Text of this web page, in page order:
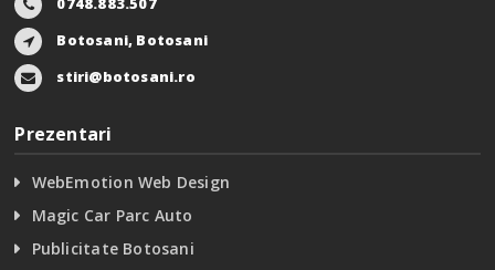
Botosani, Botosani
stiri@botosani.ro
Prezentari
WebEmotion Web Design
Magic Car Parc Auto
Publicitate Botosani